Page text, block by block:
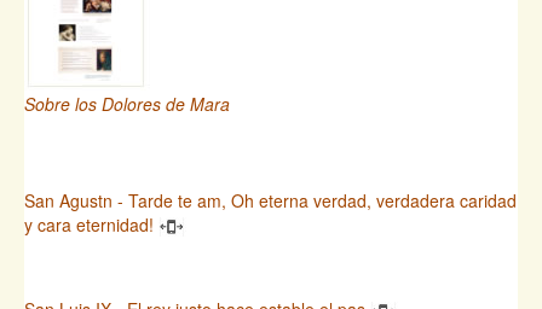
Sobre los Dolores de Mara
San Agustn - Tarde te am, Oh eterna verdad, verdadera caridad
y cara eternidad!